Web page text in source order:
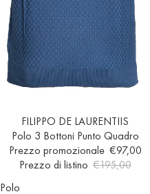
EsauritoFILIPPO DE LAURENTIIS
Polo 3 Bottoni Punto Quadro
Prezzo promozionale €97,00
Prezzo di listino €195,00
Polo